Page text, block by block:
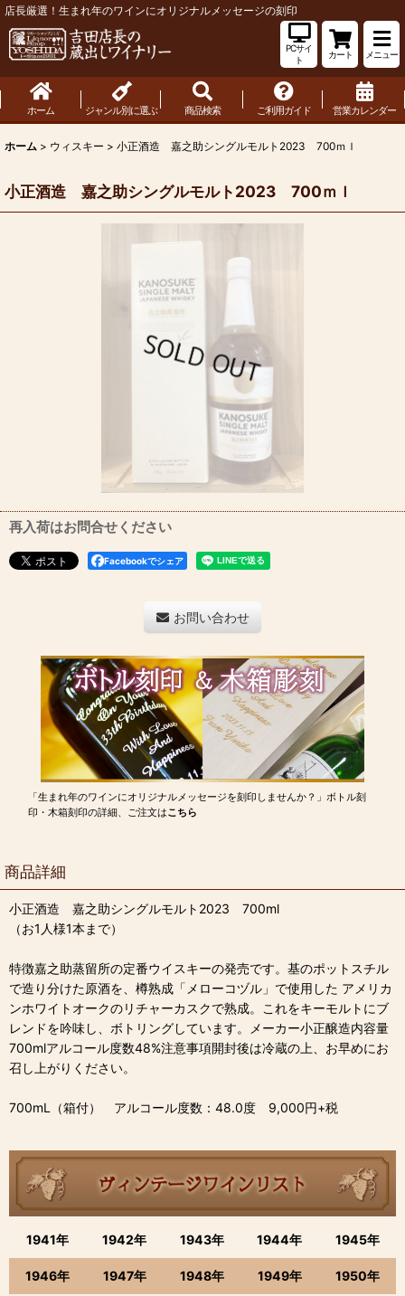
店長厳選！生まれ年のワインにオリジナルメッセージの刻印
PCサイ
ト
カート メニュー
ホーム ジャンル別に選ぶ 商品検索 ご利用ガイド 営業カレンダー
ホーム > ウィスキー > 小正酒造 嘉之助シングルモルト2023 700ｍｌ
小正酒造 嘉之助シングルモルト2023 700ｍｌ
再入荷はお問合せください
Facebookでシェア
お問い合わせ
「生まれ年のワインにオリジナルメッセージを刻印しませんか？」ボトル刻
印・木箱刻印の詳細、ご注文はこちら
商品詳細
小正酒造 嘉之助シングルモルト2023 700ml
（お1人様1本まで）
特徴嘉之助蒸留所の定番ウイスキーの発売です。基のポットスチル
で造り分けた原酒を、樽熟成「メローコヅル」で使用した アメリカ
ンホワイトオークのリチャーカスクで熟成。これをキーモルトにブ
レンドを吟味し、ボトリングしています。メーカー小正醸造内容量
700mlアルコール度数48%注意事項開封後は冷蔵の上、お早めにお
召し上がりください。
700mL（箱付） アルコール度数：48.0度 9,000円+税
1941年 1942年 1943年 1944年 1945年
1946年 1947年 1948年 1949年 1950年